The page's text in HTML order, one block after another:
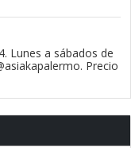
Lunes a sábados de
Precio